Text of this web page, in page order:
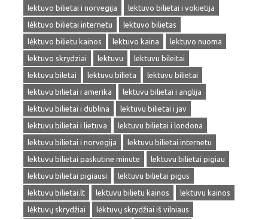
lektuvo bilietai i norvegija
lektuvo bilietai i vokietija
lėktuvo bilietai internetu
lektuvo bilietas
lėktuvo bilietu kainos
lektuvo kaina
lektuvo nuoma
lektuvo skrydziai
lektuvu
lektuvu bileitai
lektuvu biletai
lektuvu bilieta
lektuvu bilietai
lektuvu bilietai i amerika
lektuvu bilietai i anglija
lektuvu bilietai i dublina
lektuvu bilietai i jav
lektuvu bilietai i lietuva
lektuvu bilietai i londona
lektuvu bilietai i norvegija
lektuvu bilietai internetu
lektuvu bilietai paskutine minute
lektuvu bilietai pigiau
lektuvu bilietai pigiausi
lektuvu bilietai pigus
lektuvu bilietai.lt
lektuvu bilietu kainos
lektuvu kainos
lėktuvų skrydžiai
lėktuvų skrydžiai iš vilniaus